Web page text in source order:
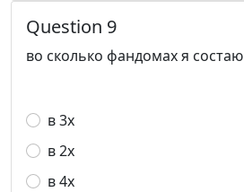
Question 9
во сколько фандомах я состаю
в 3х
в 2х
в 4х